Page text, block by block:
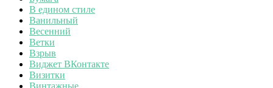
В едином стиле
Ванильный
Весенний
Ветки
Взрыв
Виджет ВКонтакте
Визитки
Винтажные